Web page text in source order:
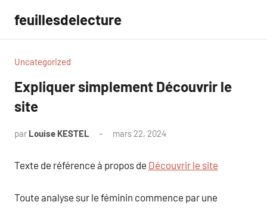
contenu
feuillesdelecture
Uncategorized
Expliquer simplement Découvrir le
site
par Louise KESTEL mars 22, 2024
Texte de référence à propos de Découvrir le site
Toute analyse sur le féminin commence par une